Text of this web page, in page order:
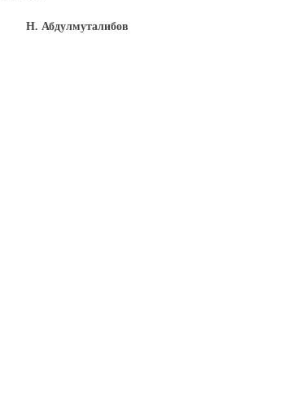
Абдулмуталибов